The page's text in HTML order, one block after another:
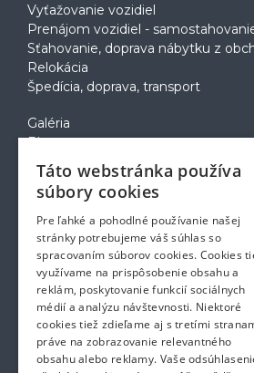
Vyťažovanie vozidiel
Prenájom vozidiel -
Sťahovanie, doprava nábytku z
Relokácia
Špedícia, doprava, transport
Galéria
Blog
Voľné pozície
Zapožičanie krabíc
Rady a tipy pri sťahovaní
Prepravný poriadok
Kontakt
Táto webstránka používa
súbory cookies
Pre ľahké a pohodlné používanie našej
stránky potrebujeme váš súhlas so
spracovaním súborov cookies. Cookies
využívame na prispôsobenie obsahu a
reklám, poskytovanie funkcií sociálnych
médií a analýzu návštevnosti. Niektoré
cookies tiež zdieľame aj s tretími
práve na zobrazovanie relevantného
obsahu alebo reklamy. Vaše